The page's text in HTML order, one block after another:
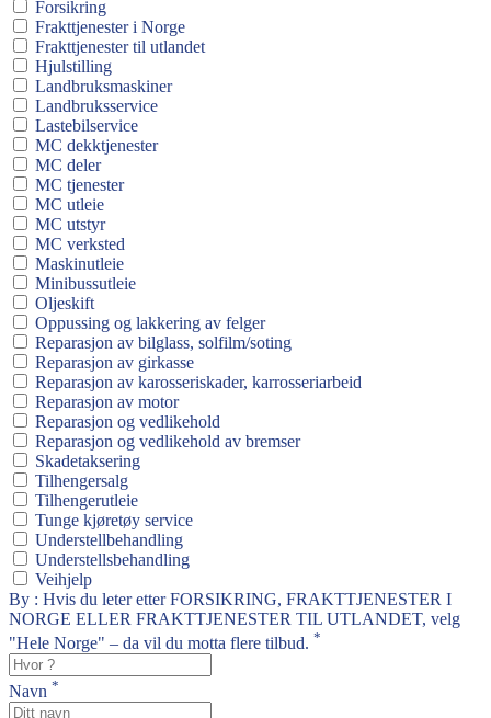
Forsikring
Frakttjenester i Norge
Frakttjenester til utlandet
Hjulstilling
Landbruksmaskiner
Landbruksservice
Lastebilservice
MC dekktjenester
MC deler
MC tjenester
MC utleie
MC utstyr
MC verksted
Maskinutleie
Minibussutleie
Oljeskift
Oppussing og lakkering av felger
Reparasjon av bilglass, solfilm/soting
Reparasjon av girkasse
Reparasjon av karosseriskader, karrosseriarbeid
Reparasjon av motor
Reparasjon og vedlikehold
Reparasjon og vedlikehold av bremser
Skadetaksering
Tilhengersalg
Tilhengerutleie
Tunge kjøretøy service
Understellbehandling
Understellsbehandling
Veihjelp
By : Hvis du leter etter FORSIKRING, FRAKTTJENESTER I
NORGE ELLER FRAKTTJENESTER TIL UTLANDET, velg
"Hele Norge" – da vil du motta flere tilbud. *
Navn *